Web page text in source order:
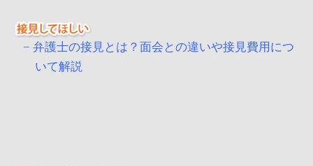
弁護士の接見とは？面会との違いや接見費用につ
いて解説